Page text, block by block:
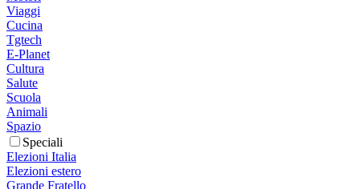
Viaggi
Cucina
Tgtech
E-Planet
Cultura
Salute
Scuola
Animali
Spazio
Speciali
Elezioni Italia
Elezioni estero
Grande Fratello